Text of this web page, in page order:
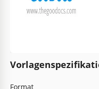
Format